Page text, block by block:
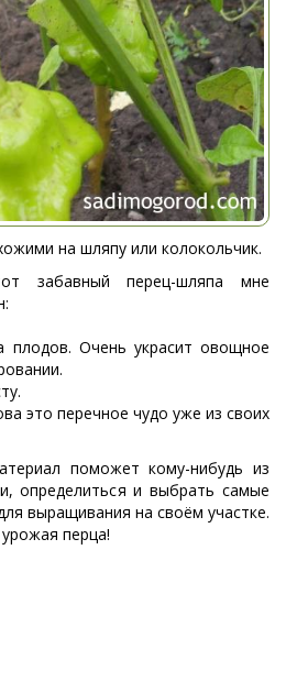
на шляпу или колокольчик.
забавный перец-шляпа мне
Очень украсит овощное
это перечное чудо уже из своих
поможет кому-нибудь из
определиться и выбрать самые
выращивания на своём участке.
перца!